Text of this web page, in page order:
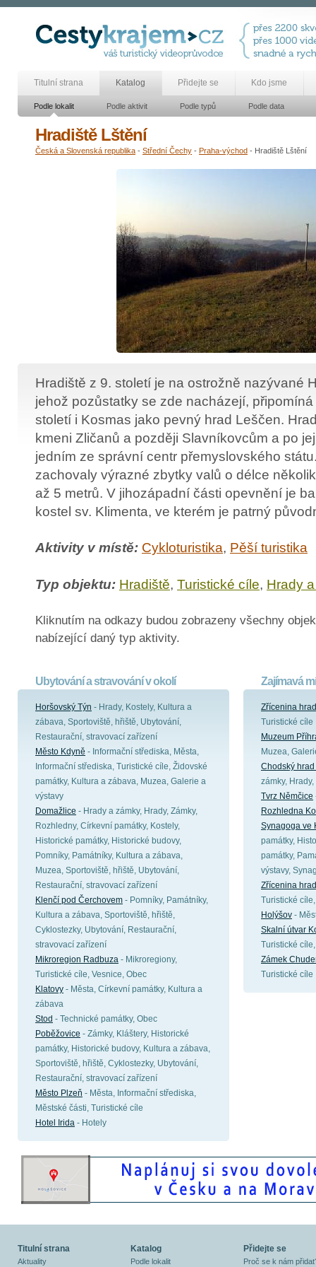
Titulní strana Katalog Přidejte se Kdo jsme
Podle lokalit Podle aktivit Podle typů Podle data
Hradiště Lštění
Česká a Slovenská republika - Střední Čechy - Praha-východ - Hradiště Lštění
Hradiště z 9. století je na ostrožně nazývané
jehož pozůstatky se zde nacházejí,
století i Kosmas jako pevný hrad Leščen.
kmeni Zličanů a později Slavníkovcům a po
jedním ze správní centr přemyslovského
zachovaly výrazné zbytky valů o délce
až 5 metrů. V jihozápadní části opevnění je
kostel sv. Klimenta, ve kterém je patrný
Aktivity v místě: Cykloturistika, Pěší turistika
Typ objektu: Hradiště, Turistické cíle, Hrady
Kliknutím na odkazy budou zobrazeny všechny
nabízející daný typ aktivity.
Ubytování a stravování v okolí
Horšovský Týn - Hrady, Kostely, Kultura a
zábava, Sportoviště, hřiště, Ubytování,
Restaurační, stravovací zařízení
Město Kdyně - Informační střediska, Města,
Informační střediska, Turistické cíle, Židovské
památky, Kultura a zábava, Muzea, Galerie a
výstavy
Domažlice - Hrady a zámky, Hrady, Zámky,
Rozhledny, Církevní památky, Kostely,
Historické památky, Historické budovy,
Pomníky, Památníky, Kultura a zábava,
Muzea, Sportoviště, hřiště, Ubytování,
Restaurační, stravovací zařízení
Klenčí pod Čerchovem - Pomníky, Památníky,
Kultura a zábava, Sportoviště, hřiště,
Cyklostezky, Ubytování, Restaurační,
stravovací zařízení
Mikroregion Radbuza - Mikroregiony,
Turistické cíle, Vesnice, Obec
Klatovy - Města, Církevní památky, Kultura a
zábava
Stod - Technické památky, Obec
Poběžovice - Zámky, Kláštery, Historické
památky, Historické budovy, Kultura a zábava,
Sportoviště, hřiště, Cyklostezky, Ubytování,
Restaurační, stravovací zařízení
Město Plzeň - Města, Informační střediska,
Městské části, Turistické cíle
Hotel Irida - Hotely
Zajímavá
Zřícenina
Turistické cíle
Muzeum
Muzea,
Chodský
zámky,
Tvrz Němčice
Rozhledna
Synagoga ve
památky,
památky,
výstavy,
Zřícenina
Turistické
Holýšov -
Skalní útvar
Turistické
Zámek
Turistické cíle
Titulní strana
Aktuality
Katalog
Podle lokalit
Přidejte se
Proč se k nám